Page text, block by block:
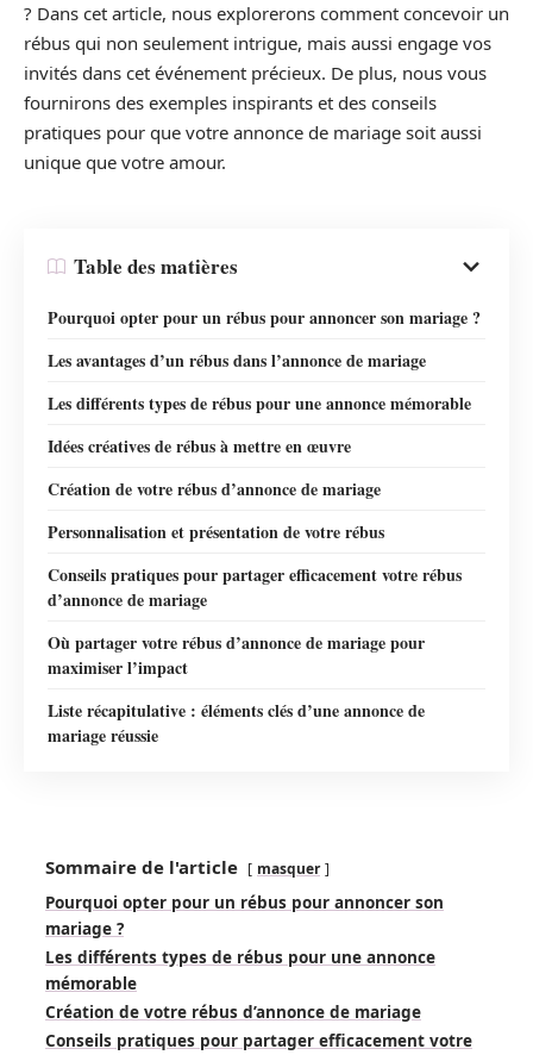
? Dans cet article, nous explorerons comment concevoir un
rébus qui non seulement intrigue, mais aussi engage vos
invités dans cet événement précieux. De plus, nous vous
fournirons des exemples inspirants et des conseils
pratiques pour que votre annonce de mariage soit aussi
unique que votre amour.
Table des matières
Pourquoi opter pour un rébus pour annoncer son mariage ?
Les avantages d’un rébus dans l’annonce de mariage
Les différents types de rébus pour une annonce mémorable
Idées créatives de rébus à mettre en œuvre
Création de votre rébus d’annonce de mariage
Personnalisation et présentation de votre rébus
Conseils pratiques pour partager efficacement votre rébus
d’annonce de mariage
Où partager votre rébus d’annonce de mariage pour
maximiser l’impact
Liste récapitulative : éléments clés d’une annonce de
mariage réussie
Sommaire de l'article masquer
Pourquoi opter pour un rébus pour annoncer son
mariage ?
Les différents types de rébus pour une annonce
mémorable
Création de votre rébus d’annonce de mariage
Conseils pratiques pour partager efficacement votre